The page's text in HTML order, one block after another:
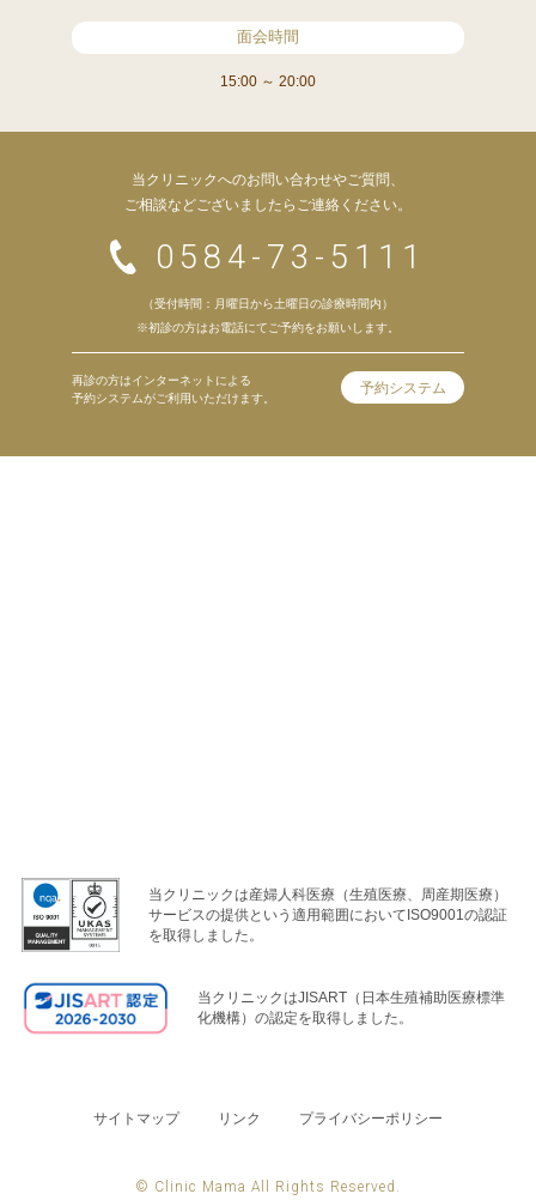
面会時間
15:00 ～ 20:00
当クリニックへのお問い合わせやご質問、
ご相談などございましたらご連絡ください。
0584-73-5111
（受付時間：月曜日から土曜日の診療時間内）
※初診の方はお電話にてご予約をお願いします。
再診の方はインターネットによる
予約システムがご利用いただけます。
予約システム
当クリニックは産婦人科医療（生殖医療、周産期医療）
サービスの提供という適用範囲においてISO9001の認証
を取得しました。
当クリニックはJISART（日本生殖補助医療標準
化機構）の認定を取得しました。
サイトマップ リンク プライバシーポリシー
© Clinic Mama All Rights Reserved.